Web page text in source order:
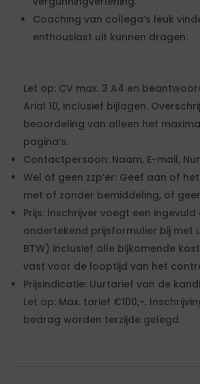
Coaching van collega’s leuk
enthousiast uit kunnen dragen.
Let op: CV max. 3 A4 en
Arial 10, inclusief bijlagen.
beoordeling van alleen het
pagina’s.
Contactpersoon: Naam, E-mail,
Wel of geen zzp’er: Geef aan of
met of zonder bemiddeling, of
Prijs: Inschrijver voegt een
ondertekend prijsformulier bij met
BTW) inclusief alle bijkomende
vast voor de looptijd van het
Prijsindicatie: Uurtarief van de
Let op: Max. tarief €100,-.
bedrag worden terzijde gelegd.